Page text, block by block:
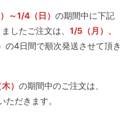
～1/4（日） の期間中に下記
したご注文は、 1/5（月）、
の4日間で順次発送させて頂き
） の期間中のご注文は、
ただきます。